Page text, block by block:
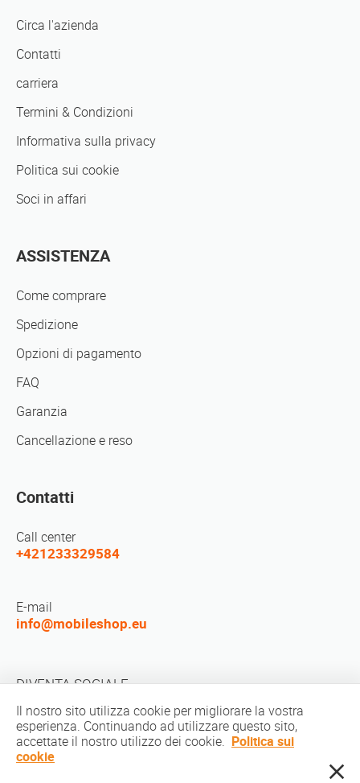
Circa l'azienda
Contatti
carriera
Termini & Condizioni
Informativa sulla privacy
Politica sui cookie
Soci in affari
ASSISTENZA
Come comprare
Spedizione
Opzioni di pagamento
FAQ
Garanzia
Cancellazione e reso
Contatti
Call center
+421233329584
E-mail
info@mobileshop.eu
DIVENTA SOCIALE
Il nostro sito utilizza cookie per migliorare la vostra
esperienza. Continuando ad utilizzare questo sito,
accettate il nostro utilizzo dei cookie. Politica sui
cookie